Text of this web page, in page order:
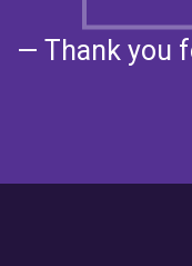
— Thank you